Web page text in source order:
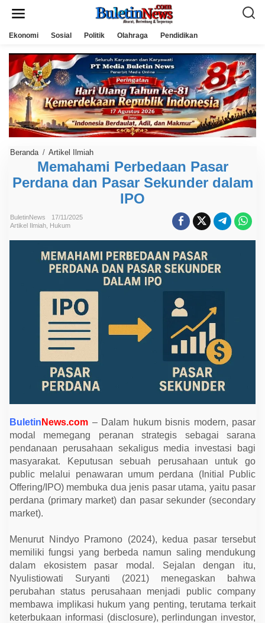
Ekonomi Sosial Politik Olahraga Pendidikan
Beranda / Artikel Ilmiah
m
a
h
r
b
e
d
a
n
a
n
a
s
a
r
S
e
k
r
d
a
l
a
I
P
O
Memahami Perbedaan Pasar
Perdana dan Pasar Sekunder dalam
IPO
BuletinNews
17/11/2025
Artikel Ilmiah Hukum
Buletin News.com – Dalam hukum bisnis modern, pasar
modal memegang peranan strategis sebagai sarana
pendanaan perusahaan sekaligus media investasi bagi
masyarakat. Keputusan sebuah perusahaan untuk go
public melalui penawaran umum perdana (Initial Public
Offering/IPO) membuka dua jenis pasar utama, yaitu pasar
perdana (primary market) dan pasar sekunder (secondary
market).
Menurut Nindyo Pramono (2024), kedua pasar tersebut
memiliki fungsi yang berbeda namun saling mendukung
dalam ekosistem pasar modal. Sejalan dengan itu,
Nyulistiowati Suryanti (2021) menegaskan bahwa
perubahan status perusahaan menjadi public company
membawa implikasi hukum yang penting, terutama terkait
keterbukaan informasi (disclosure), perlindungan investor,